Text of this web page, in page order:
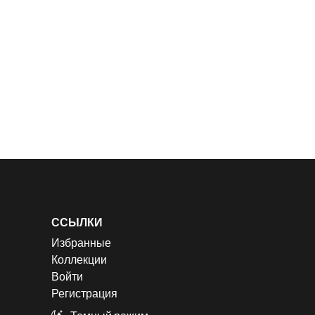
ССЫЛКИ
Избранные
Коллекции
Войти
Регистрация